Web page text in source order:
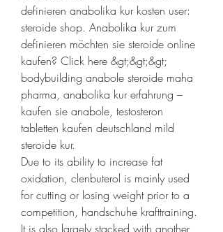
definieren anabolika kur kosten user:
steroide shop. Anabolika kur zum
definieren möchten sie steroide online
kaufen? Click here &gt;&gt;&gt;
bodybuilding anabole steroide maha
pharma, anabolika kur erfahrung –
kaufen sie anabole, testosteron
tabletten kaufen deutschland mild
steroide kur.
Due to its ability to increase fat
oxidation, clenbuterol is mainly used
for cutting or losing weight prior to a
competition, handschuhe krafttraining.
It is also largely stacked with another